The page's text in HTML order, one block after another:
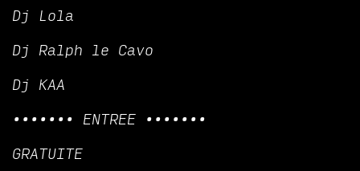
Dj Lola
Dj Ralph le Cavo
Dj KAA
••••••• ENTREE •••••••
GRATUITE